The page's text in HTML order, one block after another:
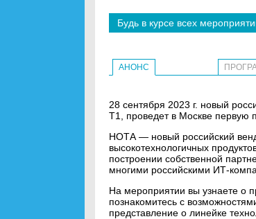
Будь в курсе всех
АНОНС
28 сентября 2023 г. новый
Т1, проведет в Москве первую
НОТА — новый российский
высокотехнологичных
построении собственной
многими российскими ИТ-
На мероприятии вы узнаете о
познакомитесь с
представление о линейке